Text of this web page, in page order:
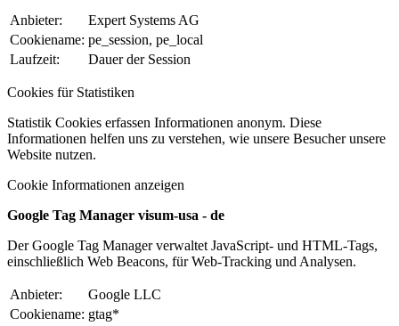
Anbieter:
Expert Systems AG
Cookiename: pe_session, pe_local
Laufzeit:
Dauer der Session
Cookies für Statistiken
Statistik Cookies erfassen Informationen anonym. Diese
Informationen helfen uns zu verstehen, wie unsere Besucher unsere
Website nutzen.
Cookie Informationen anzeigen
Google Tag Manager visum-usa - de
Der Google Tag Manager verwaltet JavaScript- und HTML-Tags,
einschließlich Web Beacons, für Web-Tracking und Analysen.
Anbieter:
Google LLC
Cookiename: gtag*